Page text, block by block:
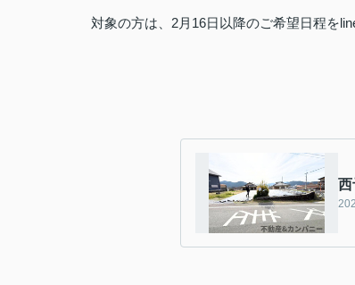
対象の方は、 2月 16日以降のご希望日程を
西